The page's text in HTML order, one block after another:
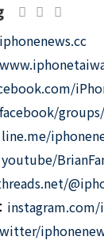
iphonenews.cc
facebook/
line.me/
youtube/